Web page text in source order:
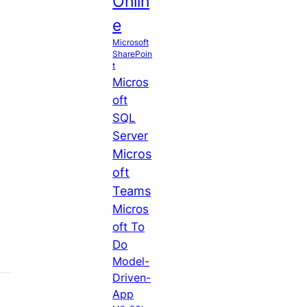
e
Microsoft
SharePoin
t
Micros
oft
SQL
Server
Micros
oft
Teams
Micros
oft To
Do
Model-
Driven-
App